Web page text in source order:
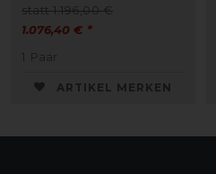
statt 1.196,00 €
1.076,40 € *
1 Paar
ARTIKEL MERKEN